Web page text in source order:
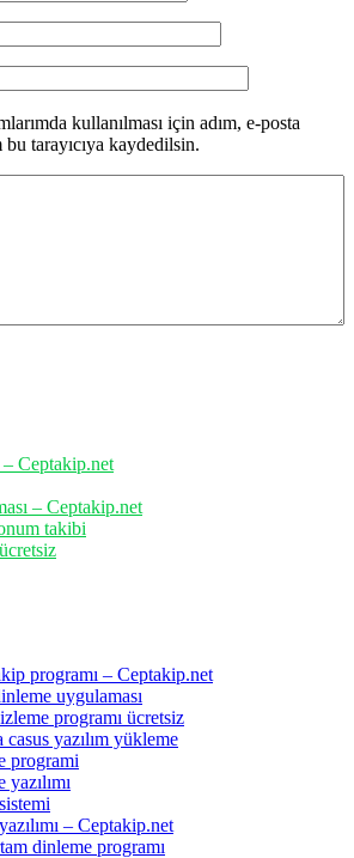
kullanılması için adım, e-posta
tarayıcıya kaydedilsin.
– Ceptakip.net
– Ceptakip.net
takibi
programı – Ceptakip.net
uygulaması
programı ücretsiz
yazılım yükleme
programi
– Ceptakip.net
dinleme programı